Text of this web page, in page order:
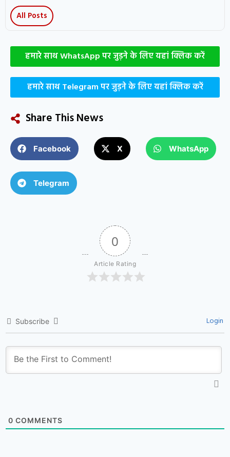
All Posts
हमारे साथ WhatsApp पर जुड़ने के लिए यहां क्लिक करें
हमारे साथ Telegram पर जुड़ने के लिए यहां क्लिक करें
Share This News
Facebook X WhatsApp
Telegram
0
Article Rating
Subscribe Login
0 COMMENTS